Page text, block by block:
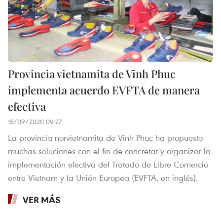
Provincia vietnamita de Vinh Phuc
implementa acuerdo EVFTA de manera
efectiva
15/09/2020 09:27
La provincia norvietnamita de Vinh Phuc ha propuesto
muchas soluciones con el fin de concretar y organizar la
implementación efectiva del Tratado de Libre Comercio
entre Vietnam y la Unión Europea (EVFTA, en inglés).
VER MÁS